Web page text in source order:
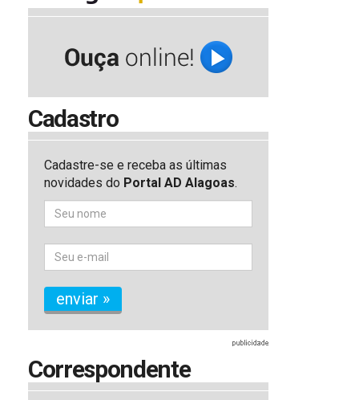
Cadastro
Cadastre-se e receba as últimas
novidades do Portal AD Alagoas.
enviar »
Correspondente